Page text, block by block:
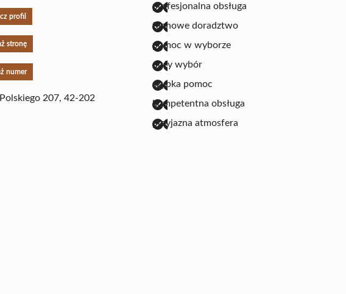
profil
stronę
numer
207, 42-202
profesjonalna obsługa
fachowe doradztwo
pomoc w wyborze
duży wybór
szybka pomoc
kompetentna obsługa
przyjazna atmosfera